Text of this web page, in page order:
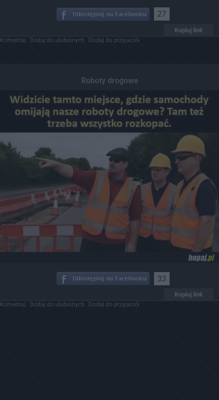
27
Kopiuj link
Komentuj Dodaj do ulubionych Dodaj do przyjaciół
Roboty drogowe
33
Kopiuj link
Komentuj Dodaj do ulubionych Dodaj do przyjaciół